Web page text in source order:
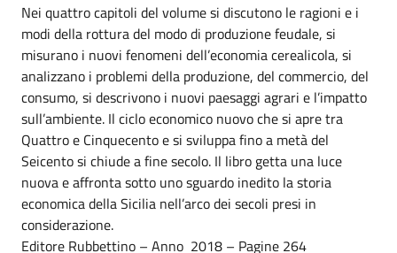
Nei quattro capitoli del volume si discutono le ragioni e i
modi della rottura del modo di produzione feudale, si
misurano i nuovi fenomeni dell’economia cerealicola, si
analizzano i problemi della produzione, del commercio, del
consumo, si descrivono i nuovi paesaggi agrari e l’impatto
sull’ambiente. Il ciclo economico nuovo che si apre tra
Quattro e Cinquecento e si sviluppa fino a metà del
Seicento si chiude a fine secolo. Il libro getta una luce
nuova e affronta sotto uno sguardo inedito la storia
economica della Sicilia nell’arco dei secoli presi in
considerazione.
Editore Rubbettino – Anno 2018 – Pagine 264